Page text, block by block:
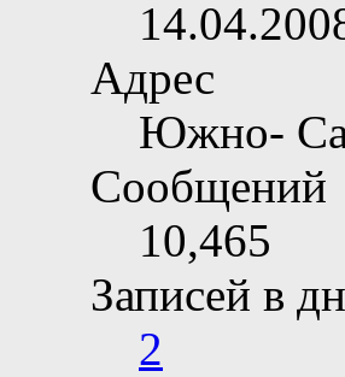
Адрес
Южно-
Сообщений
10,465
Записей в
2